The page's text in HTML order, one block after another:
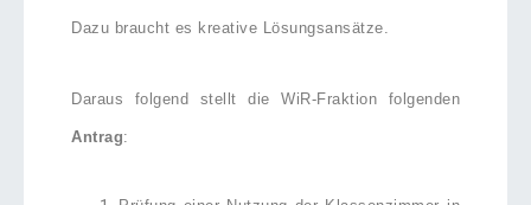
Dazu braucht es kreative Lösungsansätze.
Daraus folgend stellt die WiR-Fraktion folgenden
Antrag: